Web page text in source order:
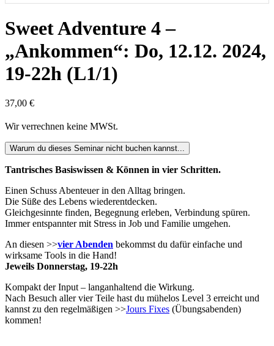
Sweet Adventure 4 –
„Ankommen“: Do, 12.12. 2024,
19-22h (L1/1)
37,00 €
Wir verrechnen keine MWSt.
Warum du dieses Seminar nicht buchen kannst...
Tantrisches Basiswissen & Können in vier Schritten.
Einen Schuss Abenteuer in den Alltag bringen.
Die Süße des Lebens wiederentdecken.
Gleichgesinnte finden, Begegnung erleben, Verbindung spüren.
Immer entspannter mit Stress in Job und Familie umgehen.
An diesen >>vier Abenden bekommst du dafür einfache und
wirksame Tools in die Hand!
Jeweils Donnerstag, 19-22h
Kompakt der Input – langanhaltend die Wirkung.
Nach Besuch aller vier Teile hast du mühelos Level 3 erreicht und
kannst zu den regelmäßigen >>Jours Fixes (Übungsabenden)
kommen!